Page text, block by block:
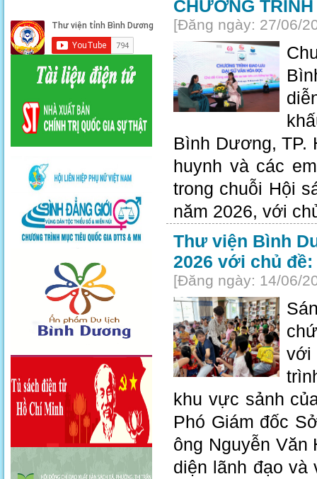
CHƯƠNG
[Đăng ngày: 27/06/
Bình Dương, TP.
huynh và các
trong chuỗi Hội
năm 2026, với
Thư viện Bình
2026 với chủ đề:
[Đăng ngày: 14/06/
với
khu vực sảnh
Phó Giám đốc
ông Nguyễn Văn
diện lãnh đạo